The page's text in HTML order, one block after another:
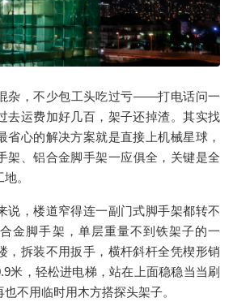
杂，不少包工头吃过亏——打电话问一
去运费加好几百，架子还掉渣。其实找
省心的解决方案就是直接上机械星球 ，
架 、铝合金脚手架一应俱全，关键是全
。
说，楼道窄得连一副 门式脚手架都转不
金脚手架 ，单层重量不到铁架子的一
，拆装不用扳手，横杆斜杆全凭楔形销
米，轻松进电梯，站在上面稳稳当当刷
不用临时用木方搭探头架子。